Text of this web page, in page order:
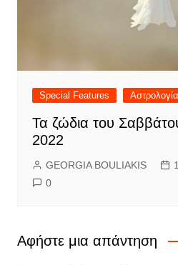
Special Features Αστρολογία
Τα ζώδια του
2022
GEORGIA BOULIAKIS
0
Αφήστε μια απάντηση